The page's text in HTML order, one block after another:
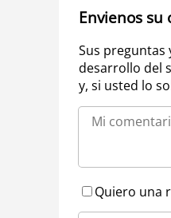
Envienos su
Sus
desarrollo del
y, si usted lo
Quiero una